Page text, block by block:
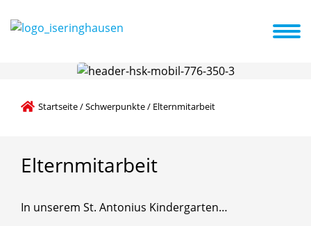
Aktuelles + Termine
Startseite/Schwerpunkte/ Elternmitarbeit
Elternmitarbeit
In unserem St. Antonius Kindergarten…